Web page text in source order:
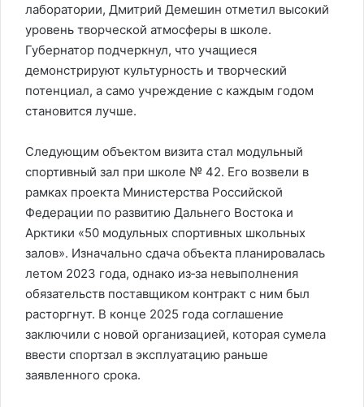
лаборатории, Дмитрий Демешин отметил высокий
уровень творческой атмосферы в школе.
Губернатор подчеркнул, что учащиеся
демонстрируют культурность и творческий
потенциал, а само учреждение с каждым годом
становится лучше.
Следующим объектом визита стал модульный
спортивный зал при школе № 42. Его возвели в
рамках проекта Министерства Российской
Федерации по развитию Дальнего Востока и
Арктики «50 модульных спортивных школьных
залов». Изначально сдача объекта планировалась
летом 2023 года, однако из‑за невыполнения
обязательств поставщиком контракт с ним был
расторгнут. В конце 2025 года соглашение
заключили с новой организацией, которая сумела
ввести спортзал в эксплуатацию раньше
заявленного срока.